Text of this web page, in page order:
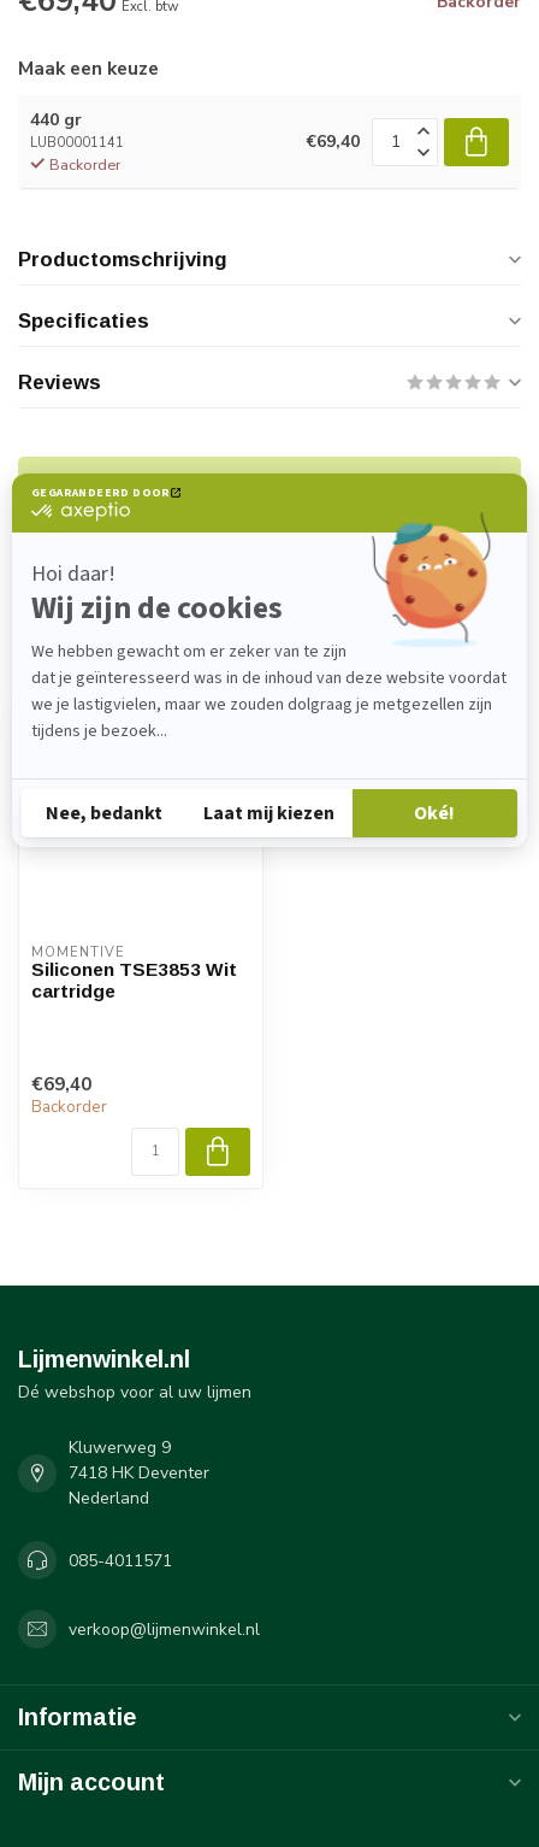
Excl. btw
Maak een keuze
440 gr
LUB00001141
Backorder
€69,40
Productomschrijving
Specificaties
Reviews
Heeft u vragen over dit product?
klantenservice viaverkoop@lijmenwinkel.nl
. Wij helpen u graag!
Recent bekeken
MOMENTIVE
Siliconen TSE3853 Wit
cartridge
€69,40
Backorder
Lijmenwinkel.nl
Dé webshop voor al uw lijmen
Kluwerweg 9
7418 HK Deventer
Nederland
085-4011571
verkoop@lijmenwinkel.nl
Informatie
Mijn account